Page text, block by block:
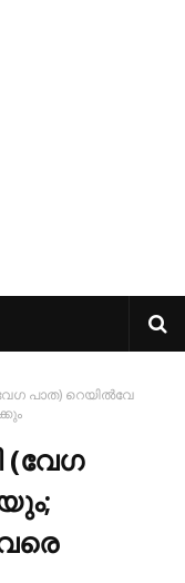
പാത) റെയിൽവേ